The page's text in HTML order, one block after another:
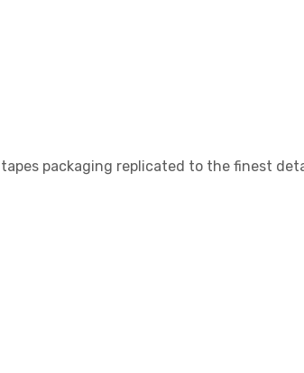
packaging replicated to the finest